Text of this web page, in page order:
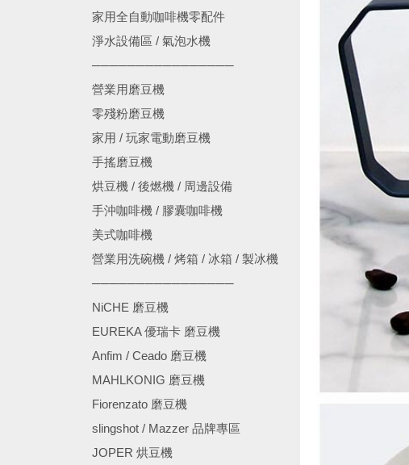
家用全自動咖啡機零配件
淨水設備區 / 氣泡水機
────────────────
營業用磨豆機
零殘粉磨豆機
家用 / 玩家電動磨豆機
手搖磨豆機
烘豆機 / 後燃機 / 周邊設備
手沖咖啡機 / 膠囊咖啡機
美式咖啡機
營業用洗碗機 / 烤箱 / 冰箱 / 製冰機
────────────────
NiCHE 磨豆機
EUREKA 優瑞卡 磨豆機
Anfim / Ceado 磨豆機
MAHLKONIG 磨豆機
Fiorenzato 磨豆機
slingshot / Mazzer 品牌專區
JOPER 烘豆機